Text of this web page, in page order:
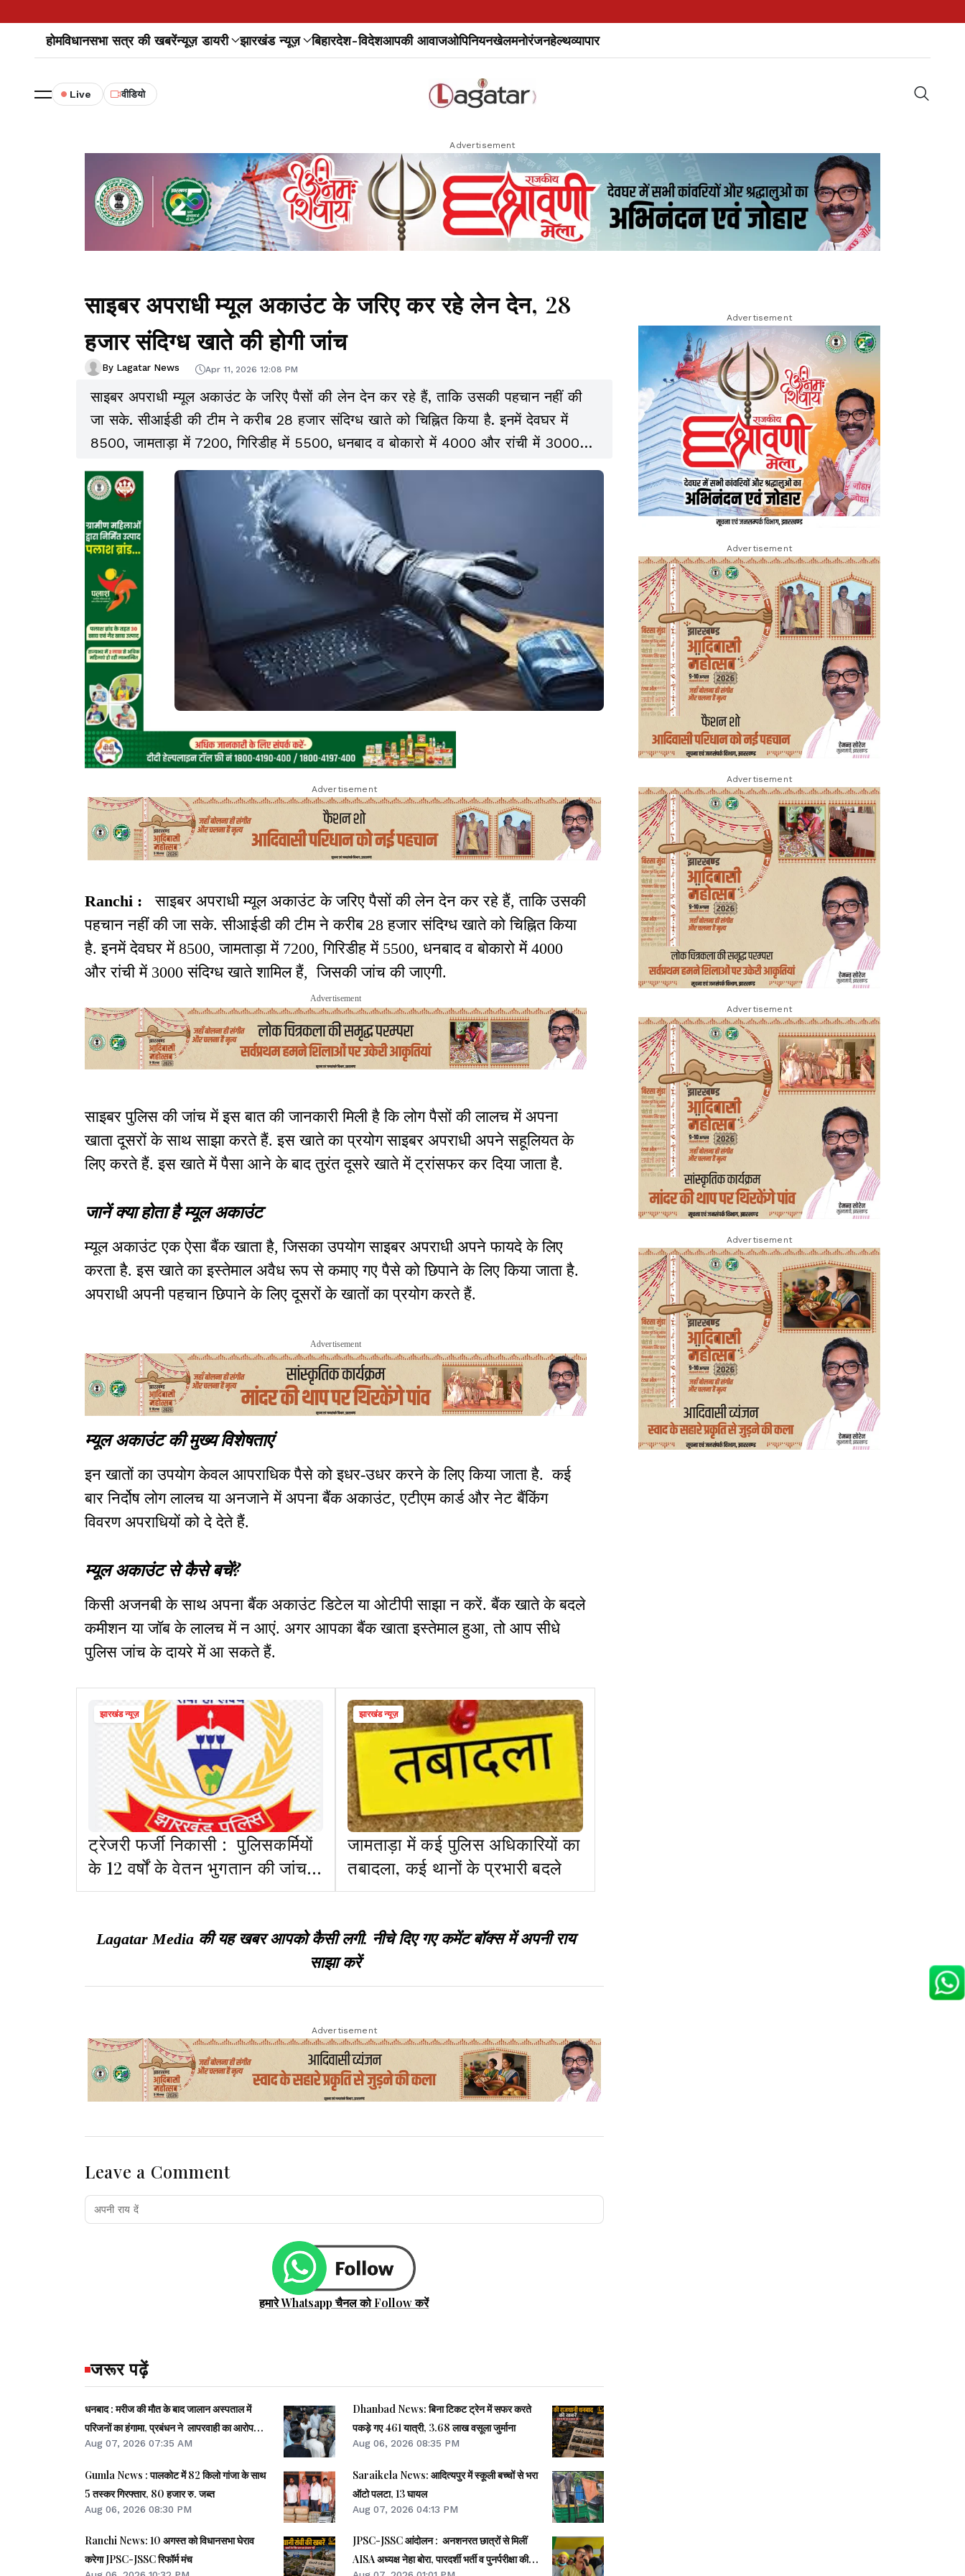
होमविधानसभा सत्र की खबरेंन्यूज़ डायरी झारखंड न्यूज़ बिहारदेश-विदेशआपकी आवाजओपिनियनखेलमनोरंजनहेल्थव्यापार
Live वीडियो
Advertisement
साइबर अपराधी म्यूल अकाउंट के जरिए कर रहे लेन देन, 28
हजार संदिग्ध खाते की होगी जांच
By Lagatar News Apr 11, 2026 12:08 PM
साइबर अपराधी म्यूल अकाउंट के जरिए पैसों की लेन देन कर रहे हैं, ताकि उसकी पहचान नहीं की
जा सके. सीआईडी की टीम ने करीब 28 हजार संदिग्ध खाते को चिह्नित किया है. इनमें देवघर में
8500, जामताड़ा में 7200, गिरिडीह में 5500, धनबाद व बोकारो में 4000 और रांची में 3000
संदिग्ध खाते शामिल हैं, जिसकी जांच की जाएगी.
Advertisement
Ranchi :
साइबर अपराधी म्यूल अकाउंट के जरिए पैसों की लेन देन कर रहे हैं, ताकि उसकी
पहचान नहीं की जा सके. सीआईडी की टीम ने करीब 28 हजार संदिग्ध खाते को चिह्नित किया
है. इनमें देवघर में 8500, जामताड़ा में 7200, गिरिडीह में 5500, धनबाद व बोकारो में 4000
और रांची में 3000 संदिग्ध खाते शामिल हैं, जिसकी जांच की जाएगी.
Advertisement
साइबर पुलिस की जांच में इस बात की जानकारी मिली है कि लोग पैसों की लालच में अपना
खाता दूसरों के साथ साझा करते हैं. इस खाते का प्रयोग साइबर अपराधी अपने सहूलियत के
लिए करते हैं. इस खाते में पैसा आने के बाद तुरंत दूसरे खाते में ट्रांसफर कर दिया जाता है.
जानें क्या होता है म्यूल अकाउंट
म्यूल अकाउंट एक ऐसा बैंक खाता है, जिसका उपयोग साइबर अपराधी अपने फायदे के लिए
करता है. इस खाते का इस्तेमाल अवैध रूप से कमाए गए पैसे को छिपाने के लिए किया जाता है.
अपराधी अपनी पहचान छिपाने के लिए दूसरों के खातों का प्रयोग करते हैं.
Advertisement
म्यूल अकाउंट की मुख्य विशेषताएं
इन खातों का उपयोग केवल आपराधिक पैसे को इधर-उधर करने के लिए किया जाता है. कई
बार निर्दोष लोग लालच या अनजाने में अपना बैंक अकाउंट, एटीएम कार्ड और नेट बैंकिंग
विवरण अपराधियों को दे देते हैं.
म्यूल अकाउंट से कैसे बचें?
किसी अजनबी के साथ अपना बैंक अकाउंट डिटेल या ओटीपी साझा न करें. बैंक खाते के बदले
कमीशन या जॉब के लालच में न आएं. अगर आपका बैंक खाता इस्तेमाल हुआ, तो आप सीधे
पुलिस जांच के दायरे में आ सकते हैं.
झारखंड न्यूज़
ट्रेजरी फर्जी निकासी : पुलिसकर्मियों
के 12 वर्षों के वेतन भुगतान की जांच
के आदेश
झारखंड न्यूज़
जामताड़ा में कई पुलिस अधिकारियों का
तबादला, कई थानों के प्रभारी बदले
Lagatar Media की यह खबर आपको कैसी लगी. नीचे दिए गए कमेंट बॉक्स में अपनी राय
साझा करें
Advertisement
Leave a Comment
हमारे Whatsapp चैनल को Follow करें
जरूर पढ़ें
धनबाद : मरीज की मौत के बाद जालान अस्पताल में
परिजनों का हंगामा, प्रबंधन ने लापरवाही का आरोप
खारिज किया
Aug 07, 2026 07:35 AM
Gumla News : पालकोट में 82 किलो गांजा के साथ
5 तस्कर गिरफ्तार, 80 हजार रु. जब्त
Aug 06, 2026 08:30 PM
Ranchi News: 10 अगस्त को विधानसभा घेराव
करेगा JPSC-JSSC रिफॉर्म मंच
Dhanbad News: बिना टिकट ट्रेन में सफर करते
पकड़े गए 461 यात्री, 3.68 लाख वसूला जुर्माना
Aug 06, 2026 08:35 PM
Saraikela News: आदित्यपुर में स्कूली बच्चों से भरा
ऑटो पलटा, 13 घायल
Aug 07, 2026 04:13 PM
JPSC-JSSC आंदोलन : अनशनरत छात्रों से मिलीं
AISA अध्यक्ष नेहा बोरा, पारदर्शी भर्ती व पुनर्परीक्षा की
Advertisement
Advertisement
Advertisement
Advertisement
Advertisement